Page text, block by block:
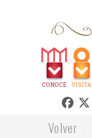
CONOCE VISITA
Volver